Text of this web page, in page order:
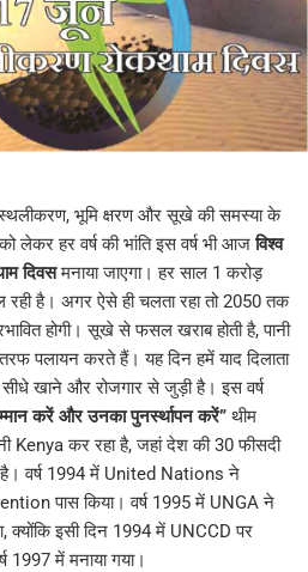
भूमि क्षरण और सूखे की समस्या के
लेकर हर वर्ष की भांति इस वर्ष भी आजविश्व
दिवसमनाया जाएगा। हर साल 1 करोड़
रही है। अगर ऐसे ही चलता रहा तो 2050 तक
होगी। सूखे से फसल खराब होती है, पानी
पलायन करते हैं। यह दिन हमें याद दिलाता
खाने और रोजगार से जुड़ी है। इस वर्ष
करें और उनका पुनर्स्थापन करें”थीम
Kenya कर रहा है, जहां देश की 30 फीसदी
है। वर्ष 1994 में United Nations ने
पास किया। वर्ष 1995 में UNGA ने
क्योंकि इसी दिन 1994 में UNCCD पर
1997 में मनाया गया।